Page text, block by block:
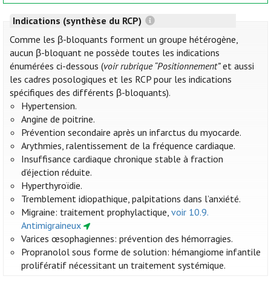
Indications (synthèse du RCP)
Comme les β-bloquants forment un groupe hétérogène,
aucun β-bloquant ne possède toutes les indications
énumérées ci-dessous (voir rubrique “Positionnement”et aussi
les cadres posologiques et les RCP pour les indications
spécifiques des différents β-bloquants).
Hypertension.
Angine de poitrine.
Prévention secondaire après un infarctus du myocarde.
Arythmies, ralentissement de la fréquence cardiaque.
Insuffisance cardiaque chronique stable à fraction
d’éjection réduite.
Hyperthyroïdie.
Tremblement idiopathique, palpitations dans l’anxiété.
Migraine: traitement prophylactique,voir 10.9.
Antimigraineux
Varices œsophagiennes: prévention des hémorragies.
Propranolol sous forme de solution: hémangiome infantile
prolifératif nécessitant un traitement systémique.